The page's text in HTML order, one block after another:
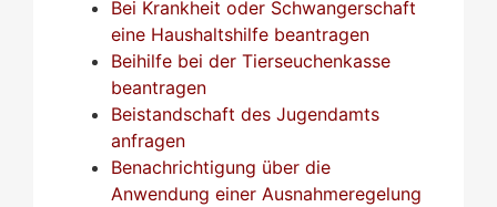
Bei Krankheit oder Schwangerschaft
eine Haushaltshilfe beantragen
Beihilfe bei der Tierseuchenkasse
beantragen
Beistandschaft des Jugendamts
anfragen
Benachrichtigung über die
Anwendung einer Ausnahmeregelung